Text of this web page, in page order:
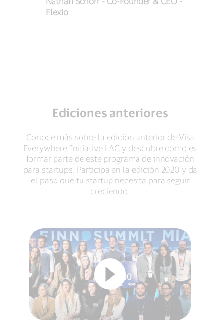
Flexio
Ediciones anteriores
Conoce más sobre la edición anterior de Visa
Everywhere Initiative LAC y descubre cómo es
formar parte de este programa de innovación
para startups. Participa en la edición 2020 y da
el paso que tu startup necesita para seguir
creciendo.